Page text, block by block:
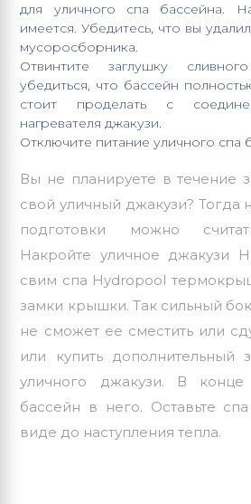
для уличного спа бассейна.
имеется. Убедитесь, что вы
мусоросборника.
Отвинтите заглушку
убедиться, что бассейн
стоит проделать с
нагревателя джакузи.
Отключите питание уличного спа
Вы не планируете в течение
свой уличный джакузи? Тогда
подготовки можно
Накройте уличное джакузи
свим спа Hydropool
замки крышки. Так сильный
не сможет ее сместить или
или купить дополнительный
уличного джакузи. В конце
бассейн в него. Оставьте
виде до наступления тепла.